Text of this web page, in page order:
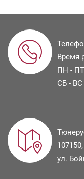
Время
ПН -
СБ - ВС
107150
ул.